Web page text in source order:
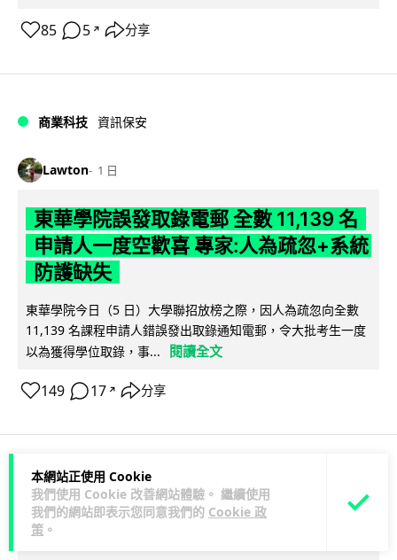
本網站正使用 Cookie
我們使用 Cookie 改善網站體驗。 繼續使用
我們的網站即表示您同意我們的 Cookie 政
策 。
85 5 ↗ 分享
商業科技 資訊保安
Lawton 1 日
東華學院誤發取錄電郵 全數 11,139 名
申請人一度空歡喜 專家:人為疏忽+系統
防護缺失
東華學院今日（5 日）大學聯招放榜之際，因人為疏忽向全數
11,139 名課程申請人錯誤發出取錄通知電郵，令大批考生一度
以為獲得學位取錄，事...
閱讀全文
149 17 ↗ 分享
科技娛樂 影視娛樂
Lawton